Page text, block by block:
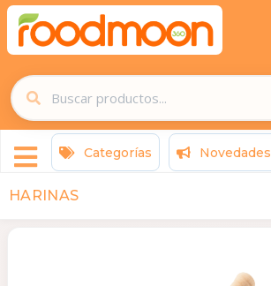
Categorías Novedades
HARINAS